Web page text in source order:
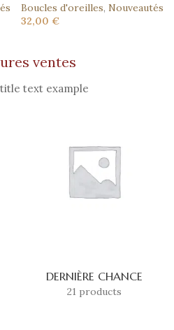
Boucles d'oreilles, Nouveautés
32,00 €
ventes
text example
DERNIÈRE CHANCE
21 products